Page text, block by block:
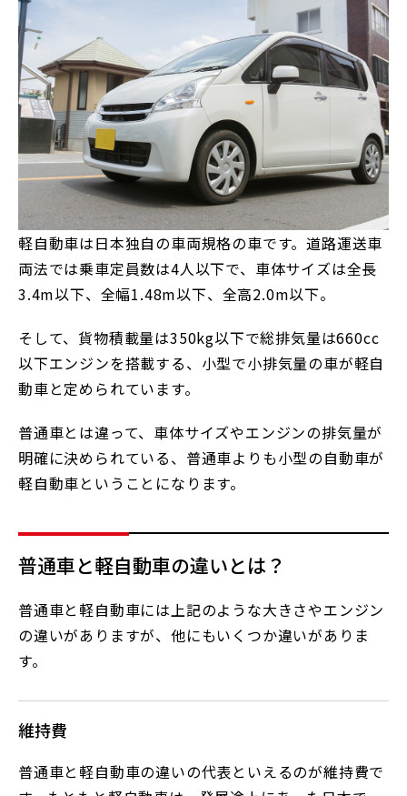
軽自動車は日本独自の車両規格の車です。道路運送車
両法では乗車定員数は4人以下で、車体サイズは全長
3.4m以下、全幅1.48m以下、全高2.0m以下。
そして、貨物積載量は350kg以下で総排気量は660cc
以下エンジンを搭載する、小型で小排気量の車が軽自
動車と定められています。
普通車とは違って、車体サイズやエンジンの排気量が
明確に決められている、普通車よりも小型の自動車が
軽自動車ということになります。
普通車と軽自動車の違いとは？
普通車と軽自動車には上記のような大きさやエンジン
の違いがありますが、他にもいくつか違いがありま
す。
維持費
普通車と軽自動車の違いの代表といえるのが維持費で